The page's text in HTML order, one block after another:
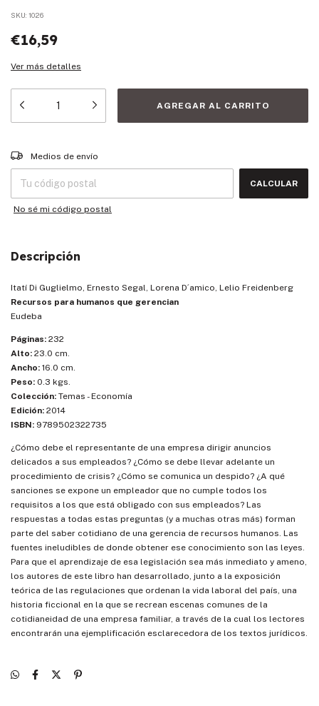
SKU: 1026
€16,59
Ver más detalles
Entregas para el CP:
Medios de envío
CALCULAR
No sé mi código postal
Descripción
Itatí Di Guglielmo, Ernesto Segal, Lorena D´amico, Lelio Freidenberg
Recursos para humanos que gerencian
Eudeba
Páginas: 232
Alto: 23.0 cm.
Ancho: 16.0 cm.
Peso: 0.3 kgs.
Colección: Temas - Economía
Edición: 2014
ISBN: 9789502322735
¿Cómo debe el representante de una empresa dirigir anuncios
delicados a sus empleados? ¿Cómo se debe llevar adelante un
procedimiento de crisis? ¿Cómo se comunica un despido? ¿A qué
sanciones se expone un empleador que no cumple todos los
requisitos a los que está obligado con sus empleados? Las
respuestas a todas estas preguntas (y a muchas otras más) forman
parte del saber cotidiano de una gerencia de recursos humanos. Las
fuentes ineludibles de donde obtener ese conocimiento son las leyes.
Para que el aprendizaje de esa legislación sea más inmediato y ameno,
los autores de este libro han desarrollado, junto a la exposición
teórica de las regulaciones que ordenan la vida laboral del país, una
historia ficcional en la que se recrean escenas comunes de la
cotidianeidad de una empresa familiar, a través de la cual los lectores
encontrarán una ejemplificación esclarecedora de los textos jurídicos.